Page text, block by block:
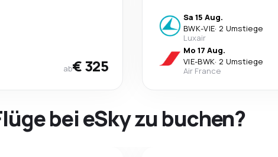
ab€ 325
Sa 15 Aug.
BWK-VIE· 2 Umstiege
Luxair
Mo 17 Aug.
VIE-BWK· 2 Umstiege
Air France
bei eSky zu buchen?